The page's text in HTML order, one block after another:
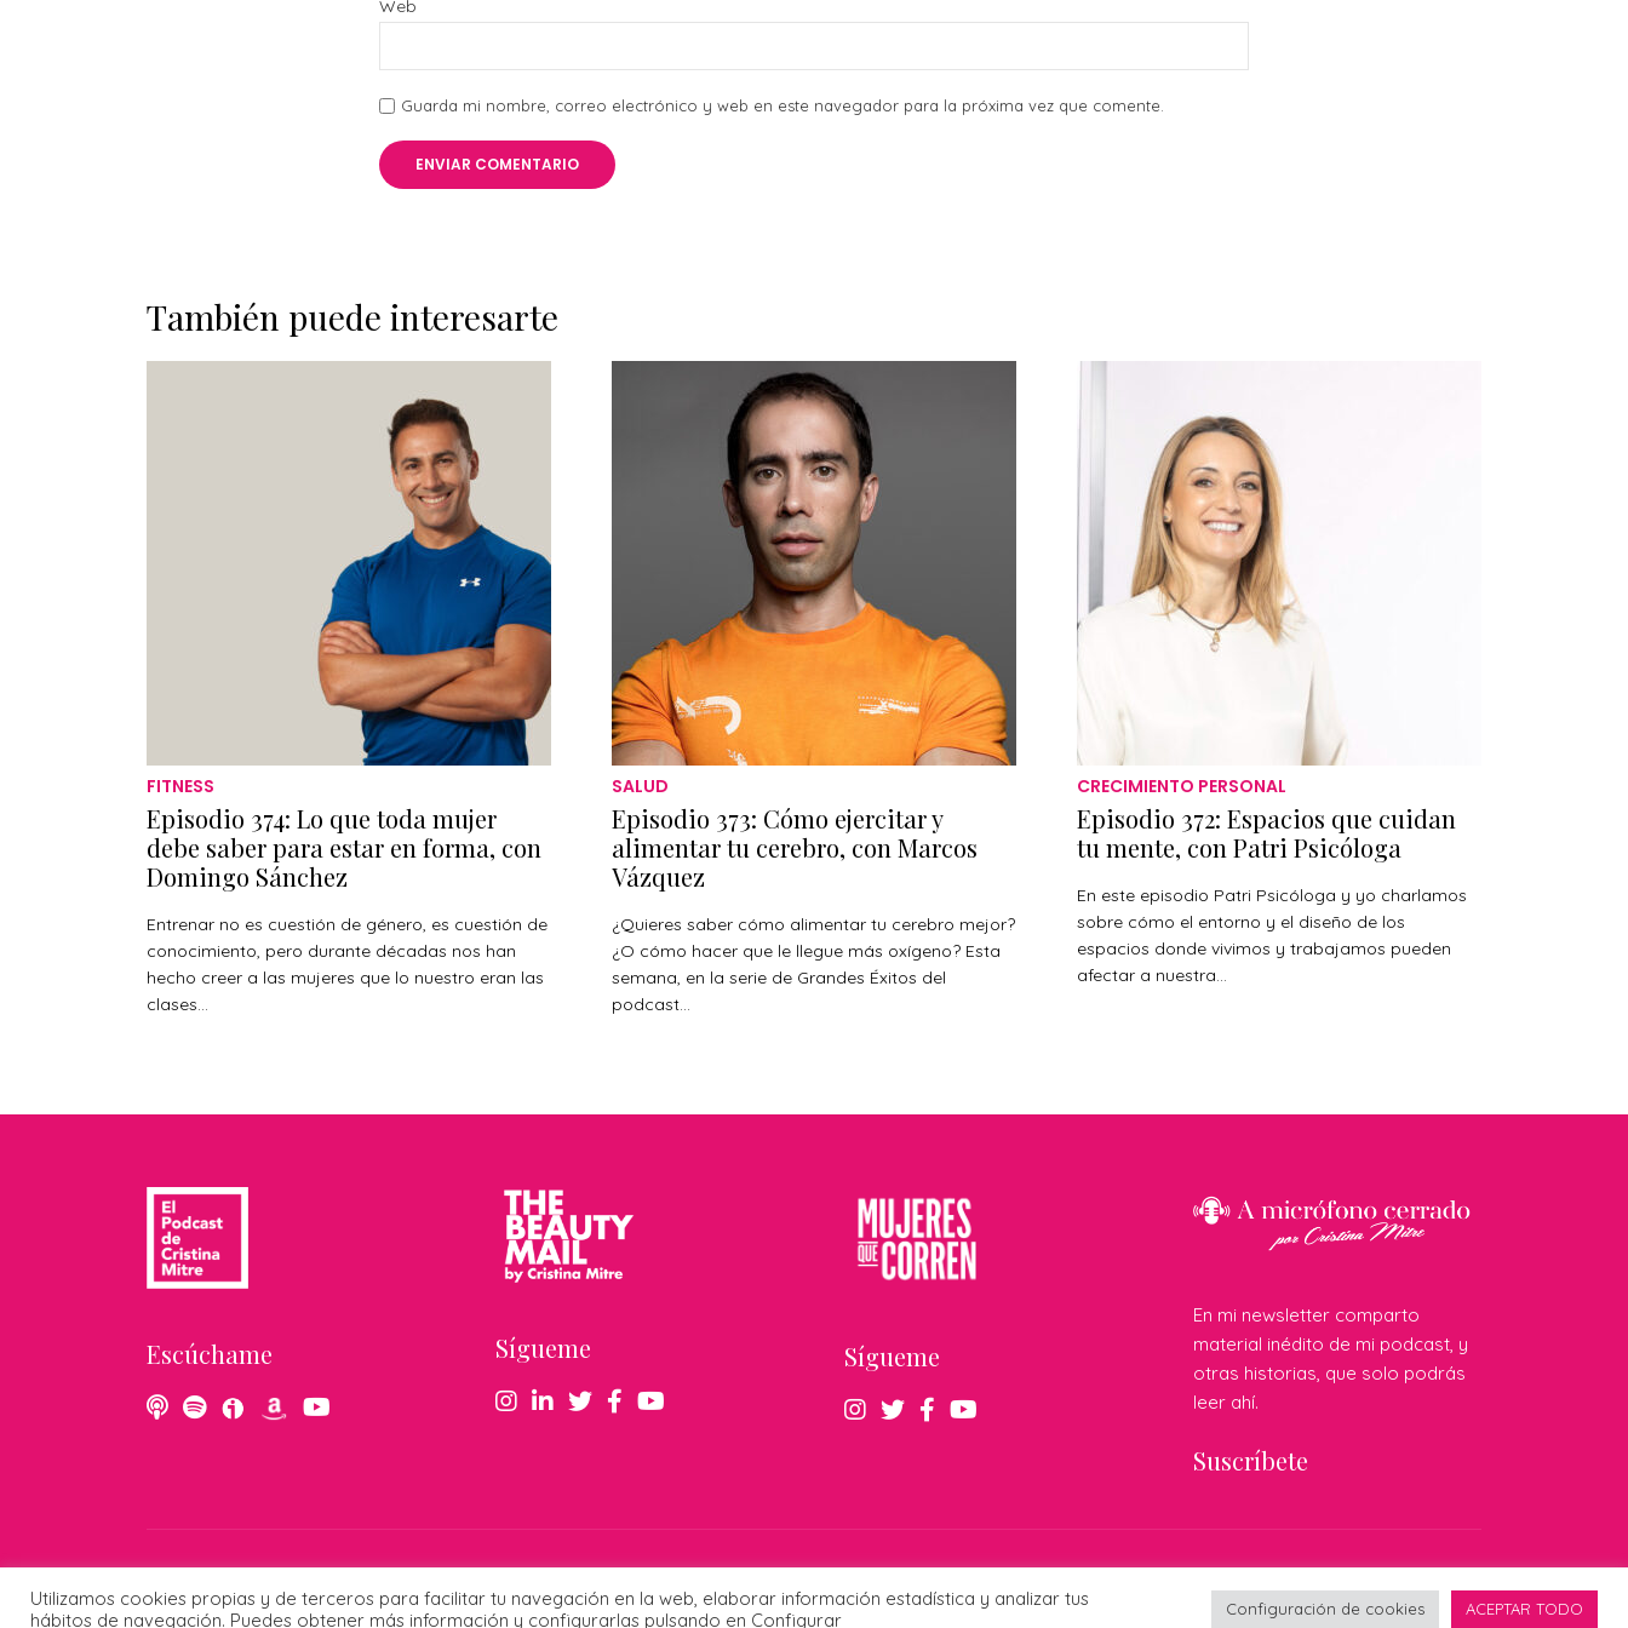
Web
Guarda mi nombre, correo electrónico y web en este navegador para la próxima vez que comente.
También puede interesarte
FITNESS
Episodio 374: Lo que toda mujer
debe saber para estar en forma, con
Domingo Sánchez
Entrenar no es cuestión de género, es cuestión de
conocimiento, pero durante décadas nos han
hecho creer a las mujeres que lo nuestro eran las
clases...
SALUD
Episodio 373: Cómo ejercitar y
alimentar tu cerebro, con Marcos
Vázquez
¿Quieres saber cómo alimentar tu cerebro mejor?
¿O cómo hacer que le llegue más oxígeno? Esta
semana, en la serie de Grandes Éxitos del
podcast...
CRECIMIENTO PERSONAL
Episodio 372: Espacios que cuidan
tu mente, con Patri Psicóloga
En este episodio Patri Psicóloga y yo charlamos
sobre cómo el entorno y el diseño de los
espacios donde vivimos y trabajamos pueden
afectar a nuestra...
Escúchame Sígueme Sígueme
En mi newsletter comparto
material inédito de mi podcast, y
otras historias, que solo podrás
leer ahí.
Suscríbete
Utilizamos cookies propias y de terceros para facilitar tu navegación en la web, elaborar información estadística y analizar tus
hábitos de navegación. Puedes obtener más información y configurarlas pulsando en Configurar
Configuración de cookies ACEPTAR TODO